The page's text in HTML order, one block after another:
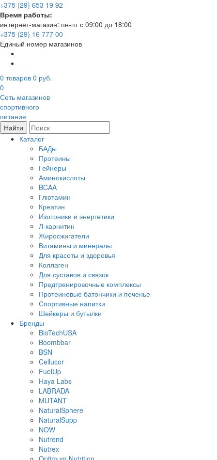
+375 (29) 653 19 92
Время работы:
интернет-магазин: пн-пт с 09:00 до 18:00
+375 (29) 16 777 00
Единый номер магазинов
0 товаров 0 руб.
0
Сеть магазинов
спортивного
питания
Найти
Каталог
БАДы
Протеины
Гейнеры
Аминокислоты
BCAA
Глютамин
Креатин
Изотоники и энергетики
Л-карнитин
Жиросжигатели
Витамины и минералы
Для красоты и здоровья
Коллаген
Для суставов и связок
Предтренировочные комплексы
Протеиновые батончики и печенье
Спортивные напитки
Шейкеры и бутылки
Бренды
BioTechUSA
Boombbar
BSN
Cellucor
FuelUp
Haya Labs
LABRADA
MUTANT
NaturalSphere
NaturalSupp
NOW
Nutrend
Nutrex